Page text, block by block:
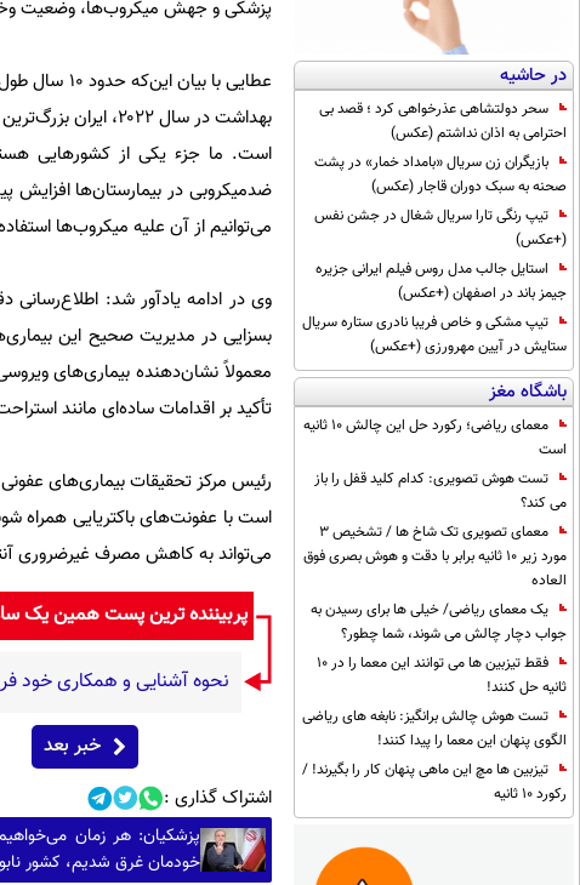
در حاشیه
سحر دولتشاهی عذرخواهی کرد ؛ قصد بی
احترامی به اذان نداشتم (عکس)
بازیگران زن سریال «بامداد خمار» در پشت
صحنه به سبک دوران قاجار (عکس)
تیپ رنگی تارا سریال شغال در جشن نفس
(+عکس)
استایل جالب مدل روس فیلم ایرانی جزیره
جیمز باند در اصفهان (+عکس)
تیپ مشکی و خاص فریبا نادری ستاره سریال
ستایش در آیین مهرورزی (+عکس)
باشگاه مغز
معمای ریاضی؛ رکورد حل این چالش 10 ثانیه
است
تست هوش تصویری: کدام کلید قفل را باز
می کند؟
معمای تصویری تک شاخ ها / تشخیص 3
مورد زیر 10 ثانیه برابر با دقت و هوش بصری فوق
العاده
یک معمای ریاضی/ خیلی ها برای رسیدن به
جواب دچار چالش می شوند، شما چطور؟
فقط تیزبین ها می توانند این معما را در 10
ثانیه حل کنند!
تست هوش چالش برانگیز: نابغه های ریاضی
الگوی پنهان این معما را پیدا کنند!
تیزبین ها مچ این ماهی پنهان کار را بگیرند! /
رکورد 10 ثانیه
پزشکی و جهش میکروب‌ها، وضعیت
عطایی با
بهداشت در سال
است. ما جزء یکی از کشورهایی
ضدمیکروبی در بیمارستان‌ها افزایش
می‌توانیم از آن علیه میکروب‌ها
وی در ادامه یادآور شد: اطلاع‌رسانی
بسزایی در مدیریت صحیح این
معمولاً نشان‌دهنده بیماری‌های
تأکید بر اقدامات ساده‌ای مانند
است با عفونت‌های باکتریایی همراه
می‌تواند به کاهش مصرف غیرضروری
پربیننده ترین پست همین یک
نحوه آشنایی و همکاری خود
خبر بعد
اشتراک گذاری :
پزشکیان: هر زمان
خودمان غرق شدیم، کشور